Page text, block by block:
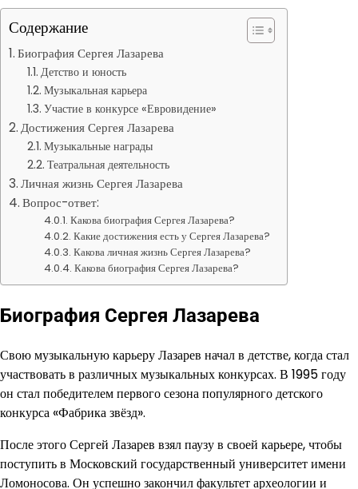
Содержание
Биография Сергея Лазарева
Детство и юность
Музыкальная карьера
Участие в конкурсе «Евровидение»
Достижения Сергея Лазарева
Музыкальные награды
Театральная деятельность
Личная жизнь Сергея Лазарева
Вопрос-ответ:
Какова биография Сергея Лазарева?
Какие достижения есть у Сергея Лазарева?
Какова личная жизнь Сергея Лазарева?
Какова биография Сергея Лазарева?
Биография Сергея Лазарева
Свою музыкальную карьеру Лазарев начал в детстве, когда стал
участвовать в различных музыкальных конкурсах. В 1995 году
он стал победителем первого сезона популярного детского
конкурса «Фабрика звёзд».
После этого Сергей Лазарев взял паузу в своей карьере, чтобы
поступить в Московский государственный университет имени
Ломоносова. Он успешно закончил факультет археологии и